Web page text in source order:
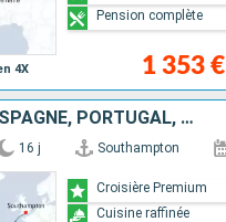
4X 1 353 €
Pension complète
ROYAUME-UNI, ESPAGNE, PORTUGAL, TENERIFE, ÉTATS-UNIS
16 j Southampton
Croisière Premium
Cuisine raffinée